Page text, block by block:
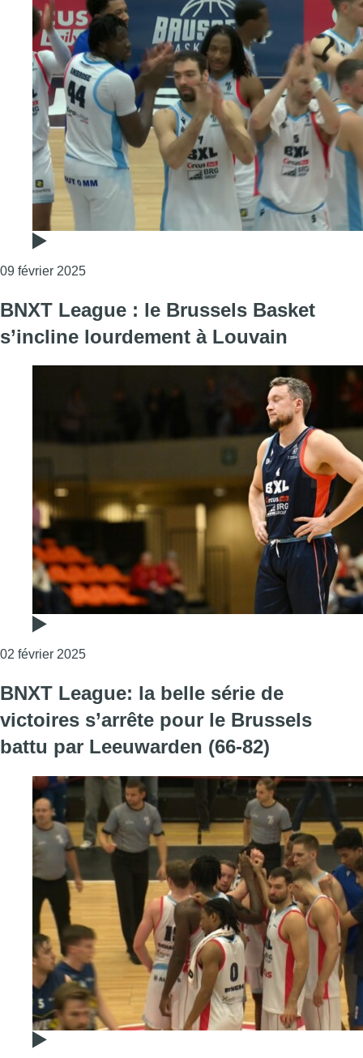
09 février 2025Consulter l'article "Le Brussels s’impose
BNXT League : le Brussels Basket
s’incline lourdement à Louvain
02 février 2025Consulter l'article "BNXT League : le Brussels
BNXT League: la belle série de
victoires s’arrête pour le Brussels
battu par Leeuwarden (66-82)